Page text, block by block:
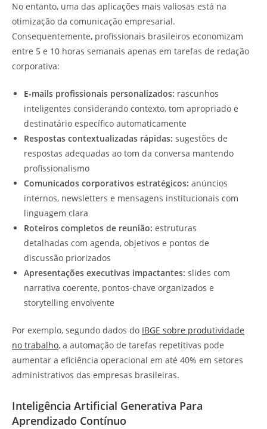
No entanto, uma das aplicações mais valiosas está na
otimização da comunicação empresarial.
Consequentemente, profissionais brasileiros economizam
entre 5 e 10 horas semanais apenas em tarefas de redação
corporativa:
E-mails profissionais personalizados: rascunhos
inteligentes considerando contexto, tom apropriado e
destinatário específico automaticamente
Respostas contextualizadas rápidas: sugestões de
respostas adequadas ao tom da conversa mantendo
profissionalismo
Comunicados corporativos estratégicos: anúncios
internos, newsletters e mensagens institucionais com
linguagem clara
Roteiros completos de reunião: estruturas
detalhadas com agenda, objetivos e pontos de
discussão priorizados
Apresentações executivas impactantes: slides com
narrativa coerente, pontos-chave organizados e
storytelling envolvente
Por exemplo, segundo dados do IBGE sobre produtividade
no trabalho, a automação de tarefas repetitivas pode
aumentar a eficiência operacional em até 40% em setores
administrativos das empresas brasileiras.
Inteligência Artificial Generativa Para
Aprendizado Contínuo